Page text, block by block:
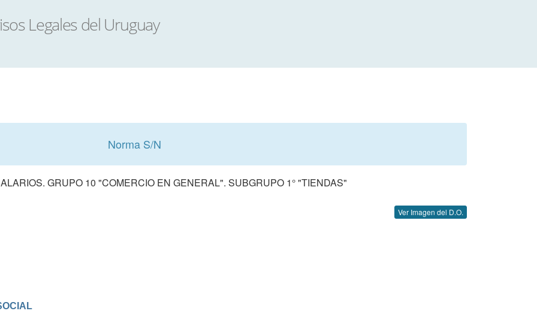
Norma S/N
GRUPO 10 "COMERCIO EN GENERAL". SUBGRUPO 1° "TIENDAS"
Ver Imagen del D.O.